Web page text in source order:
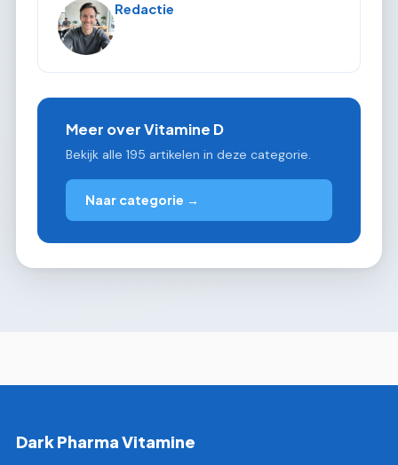
Redactie
Meer over Vitamine D
Bekijk alle 195 artikelen in deze categorie.
Naar categorie →
Dark Pharma Vitamine